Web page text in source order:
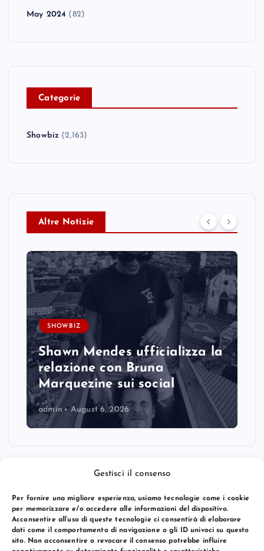
Gestisci il consenso
Per fornire una migliore esperienza, usiamo tecnologie come i cookie
per memorizzare e/o accedere alle informazioni del dispositivo.
Acconsentire all’uso di queste tecnologie ci consentirà di elaborare
dati come il comportamento di navigazione o gli ID univoci su questo
sito. Non acconsentire o revocare il consenso potrebbe influire
May 2024 (82)
Categorie
Showbiz (2,163)
Altre Notizie
SHOWBIZ
Shawn Mendes ufficializza la
relazione con Bruna
Marquezine sui social
admin August 6, 2026